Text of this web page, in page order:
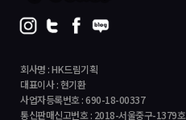
회사명 : HK드림기획
대표이사 : 현기환
사업자등록번호 : 690-18-00337
통신판매신고번호 : 2018-서울중구-1379호